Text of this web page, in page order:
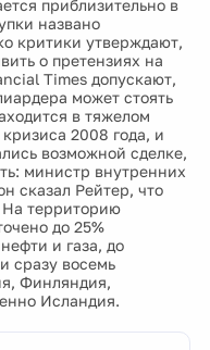
приблизительно в
названо
критики утверждают,
о претензиях на
Times допускают,
может стоять
в тяжелом
2008 года, и
возможной сделке,
министр внутренних
сказал Рейтер, что
На территорию
до 25%
и газа, до
сразу восемь
Финляндия,
Исландия.